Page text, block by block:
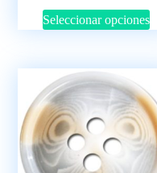
Seleccionar opciones